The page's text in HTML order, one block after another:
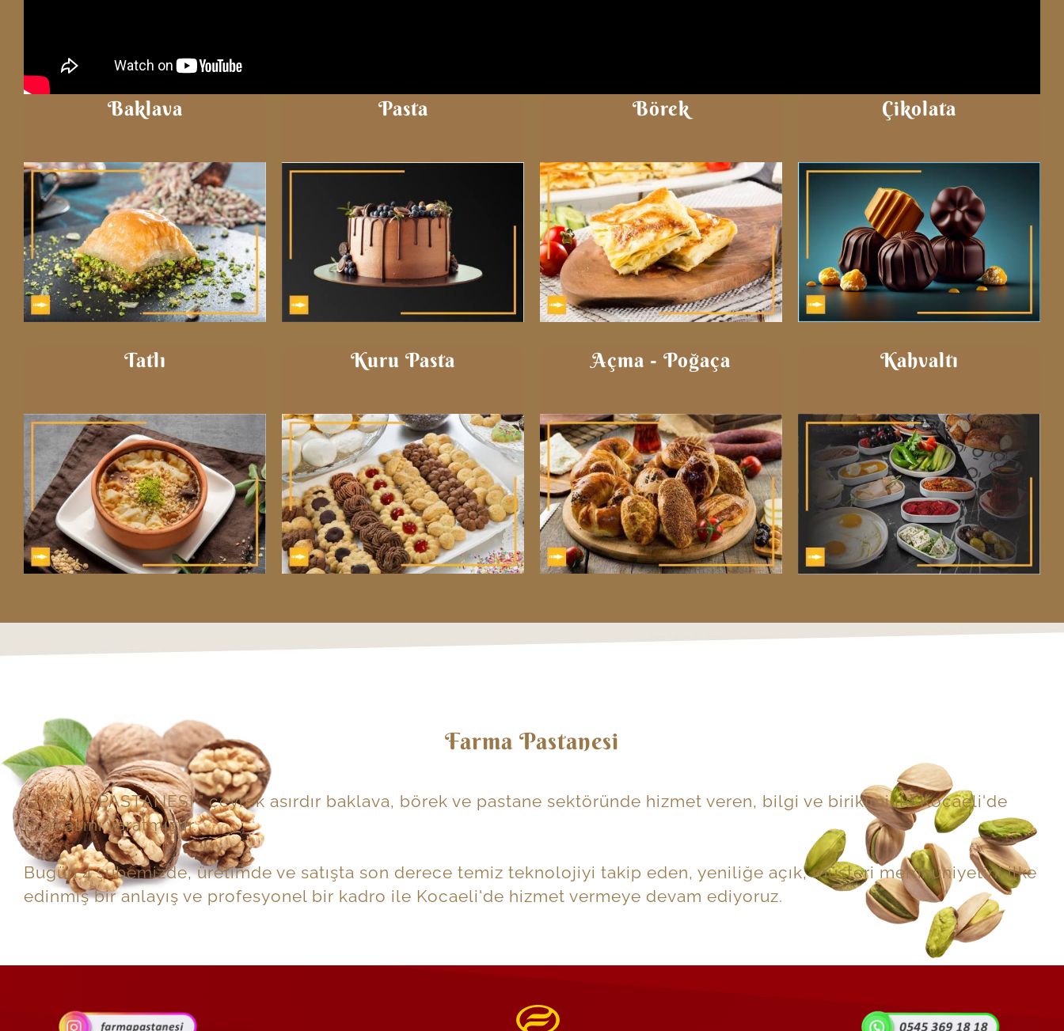
Baklava Pasta Börek Çikolata
Tatlı Kuru Pasta Açma - Poğaça Kahvaltı
Farma Pastanesi
" FARMA PASTANESİ " çeyrek asırdır baklava, börek ve pastane sektöründe hizmet veren, bilgi ve birikimi ile Kocaeli'de
markasını yaratmıştır.
Bugün 4 şubemizde, üretimde ve satışta son derece temiz teknolojiyi takip eden, yeniliğe açık, müşteri memnuniyetini ilke
edinmiş bir anlayış ve profesyonel bir kadro ile Kocaeli'de hizmet vermeye devam ediyoruz.